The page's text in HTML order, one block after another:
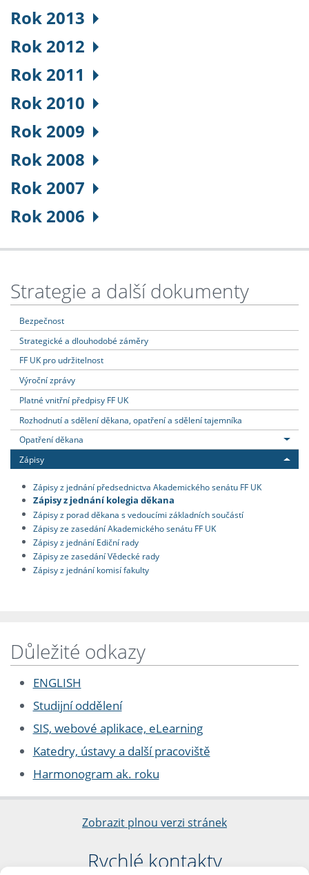
Rok 2013
Rok 2012
Rok 2011
Rok 2010
Rok 2009
Rok 2008
Rok 2007
Rok 2006
Strategie a další dokumenty
Bezpečnost
Strategické a dlouhodobé záměry
FF UK pro udržitelnost
Výroční zprávy
Platné vnitřní předpisy FF UK
Rozhodnutí a sdělení děkana, opatření a sdělení tajemníka
Opatření děkana
Zápisy
Zápisy z jednání předsednictva Akademického senátu FF UK
Zápisy z jednání kolegia děkana
Zápisy z porad děkana s vedoucími základních součástí
Zápisy ze zasedání Akademického senátu FF UK
Zápisy z jednání Ediční rady
Zápisy ze zasedání Vědecké rady
Zápisy z jednání komisí fakulty
Důležité odkazy
ENGLISH
Studijní oddělení
SIS, webové aplikace, eLearning
Katedry, ústavy a další pracoviště
Harmonogram ak. roku
Zobrazit plnou verzi stránek
Rychlé kontakty